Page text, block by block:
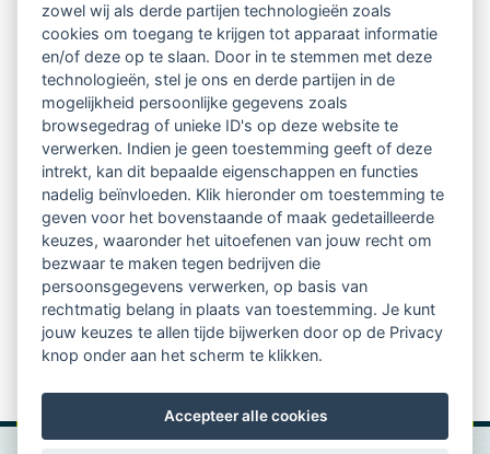
Netwerk van 2100 professionals in 14
regio's
Vindbaar voor opdrachtgevers
Tijdschrift voor
Begeleidingskunde & kennisbank
Beroepsregistratie (LVSC keurmerk)
Lid worden van LVSC
zowel wij als derde partijen technologieën zoals
cookies om toegang te krijgen tot apparaat informatie
en/of deze op te slaan. Door in te stemmen met deze
technologieën, stel je ons en derde partijen in de
mogelijkheid persoonlijke gegevens zoals
browsegedrag of unieke ID's op deze website te
verwerken. Indien je geen toestemming geeft of deze
intrekt, kan dit bepaalde eigenschappen en functies
nadelig beïnvloeden. Klik hieronder om toestemming te
geven voor het bovenstaande of maak gedetailleerde
keuzes, waaronder het uitoefenen van jouw recht om
bezwaar te maken tegen bedrijven die
persoonsgegevens verwerken, op basis van
rechtmatig belang in plaats van toestemming. Je kunt
jouw keuzes te allen tijde bijwerken door op de Privacy
knop onder aan het scherm te klikken.
Accepteer alle cookies